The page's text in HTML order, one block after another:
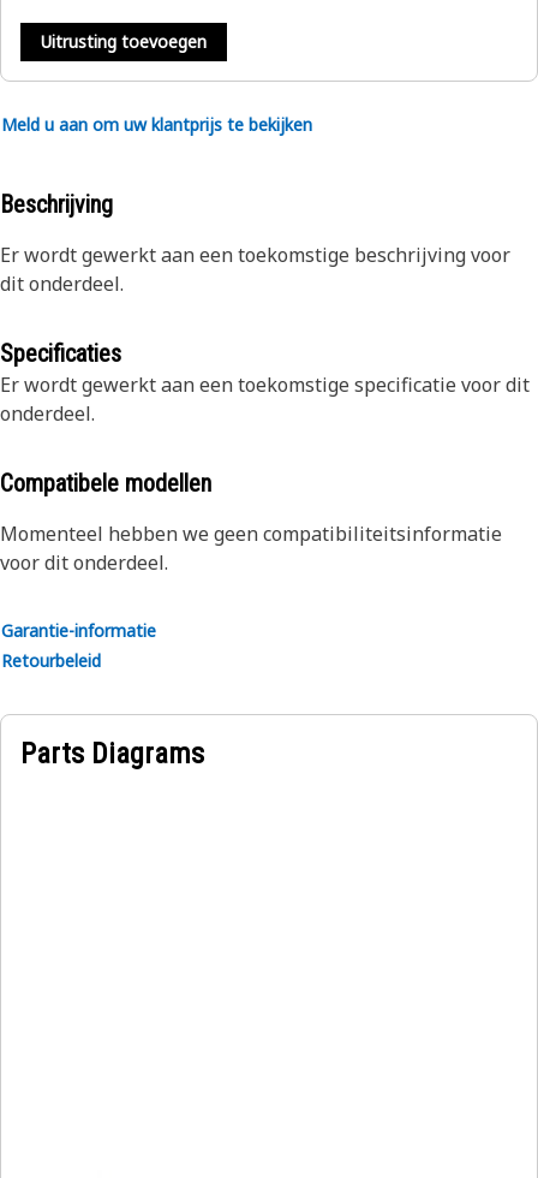
Uitrusting toevoegen
Meld u aan om uw klantprijs te bekijken
Beschrijving
Er wordt gewerkt aan een toekomstige beschrijving voor
dit onderdeel.
Specificaties
Er wordt gewerkt aan een toekomstige specificatie voor dit
onderdeel.
Compatibele modellen
Momenteel hebben we geen compatibiliteitsinformatie
voor dit onderdeel.
Garantie-informatie
Retourbeleid
Parts Diagrams